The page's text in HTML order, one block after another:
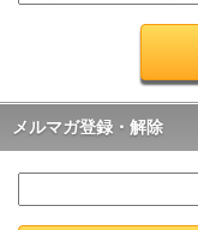
メルマガ登録・解除